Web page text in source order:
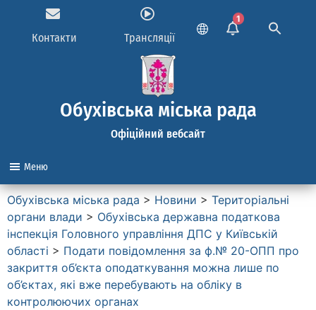
Контакти Трансляції
1
Обухівська міська рада
Офіційний вебсайт
Меню
Обухівська міська рада > Новини > Територіальні
органи влади > Обухівська державна податкова
інспекція Головного управління ДПС у Київській
області > Подати повідомлення за ф.№ 20-ОПП про
закриття об’єкта оподаткування можна лише по
об’єктах, які вже перебувають на обліку в
контролюючих органах